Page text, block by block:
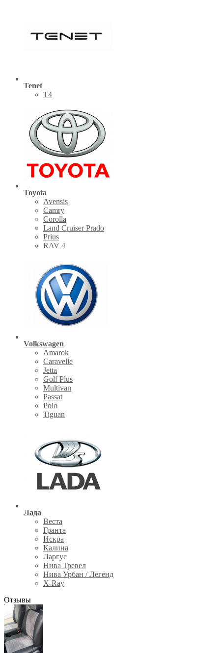
Tenet
Т4
Toyota
Avensis
Camry
Corolla
Land Cruiser Prado
Prius
RAV 4
Volkswagen
Amarok
Caravelle
Jetta
Golf Plus
Multivan
Passat
Polo
Tiguan
Лада
Веста
Гранта
Искра
Калина
Ларгус
Нива Тревел
Нива Урбан / Легенд
X-Ray
Отзывы